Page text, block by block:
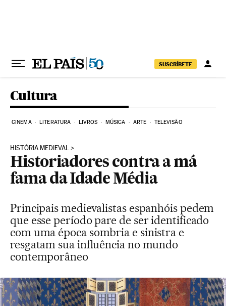
SUSCRÍBETE
Cultura
CINEMA LITERATURA LIVROS MÚSICA ARTE TELEVISÃO
HISTÓRIA MEDIEVAL
Historiadores contra a má
fama da Idade Média
Principais medievalistas espanhóis pedem
que esse período pare de ser identificado
com uma época sombria e sinistra e
resgatam sua influência no mundo
contemporâneo